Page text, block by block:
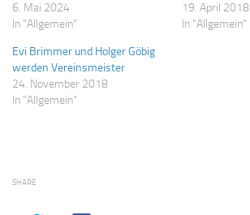
6. Mai 2024
In "Allgemein"
19. April 2018
In "Allgemein"
Evi Brimmer und Holger Göbig
werden Vereinsmeister
24. November 2018
In "Allgemein"
SHARE